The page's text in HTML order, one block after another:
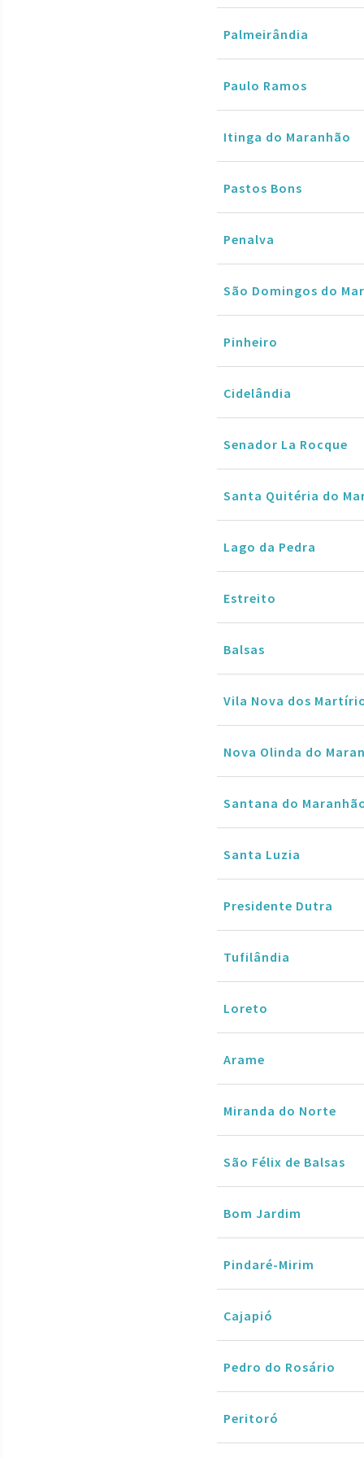
Palmeirândia
Paulo Ramos
Itinga do Maranhão
Pastos Bons
Penalva
São Domingos do
Pinheiro
Cidelândia
Senador La Rocque
Santa Quitéria do
Lago da Pedra
Estreito
Balsas
Vila Nova dos
Nova Olinda do
Santana do
Santa Luzia
Presidente Dutra
Tufilândia
Loreto
Arame
Miranda do Norte
São Félix de Balsas
Bom Jardim
Pindaré-Mirim
Cajapió
Pedro do Rosário
Peritoró